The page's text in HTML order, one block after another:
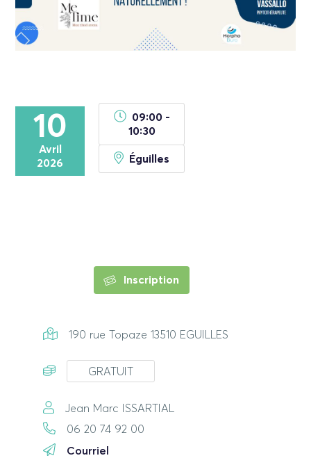
10
Avril
2026
09:00 -
10:30
Éguilles
Inscription
190 rue Topaze 13510 EGUILLES
GRATUIT
Jean Marc ISSARTIAL
06 20 74 92 00
Courriel